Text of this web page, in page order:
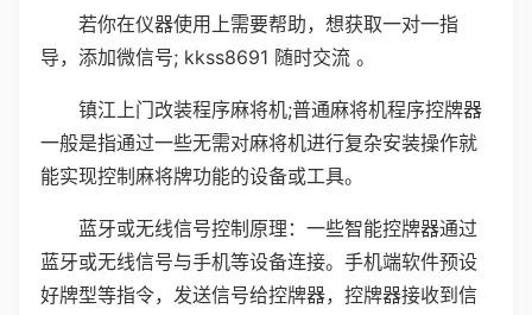
若你在仪器使用上需要帮助，想获取一对一指
导，添加微信号; kkss8691 随时交流 。
镇江上门改装程序麻将机;普通麻将机程序控牌器
一般是指通过一些无需对麻将机进行复杂安装操作就
能实现控制麻将牌功能的设备或工具。
蓝牙或无线信号控制原理：一些智能控牌器通过
蓝牙或无线信号与手机等设备连接。手机端软件预设
好牌型等指令，发送信号给控牌器，控牌器接收到信